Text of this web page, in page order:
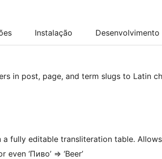
Instalação Desenvolvimento
in post, page, and term slugs to Latin
a fully editable transliteration table.
even ‘Пиво’ => ‘Beer’